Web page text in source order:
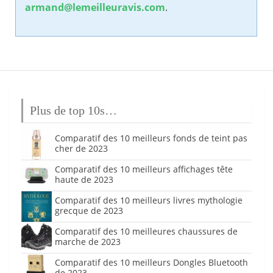
armand@lemeilleuravis.com.
Plus de top 10s…
Comparatif des 10 meilleurs fonds de teint pas
cher de 2023
Comparatif des 10 meilleurs affichages tête
haute de 2023
Comparatif des 10 meilleurs livres mythologie
grecque de 2023
Comparatif des 10 meilleures chaussures de
marche de 2023
Comparatif des 10 meilleurs Dongles Bluetooth